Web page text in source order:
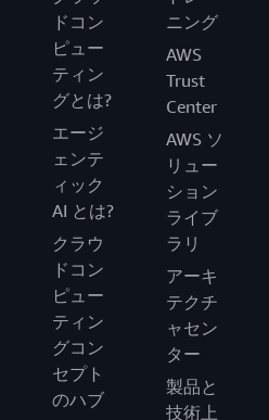
ドコン
ピュー
ティン
グとは?
エージ
ェンテ
ィック
AI とは?
クラウ
ドコン
ピュー
ティン
グコン
セプト
のハブ
ニング
AWS
Trust
Center
AWS ソ
リュー
ション
ライブ
ラリ
アーキ
テクチ
ャセン
ター
製品と
技術上